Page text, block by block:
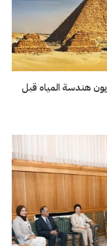
هندسة المياه قبل